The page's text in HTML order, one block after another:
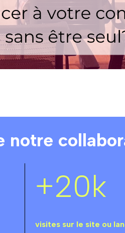
notre
+20k
visites sur le site ou